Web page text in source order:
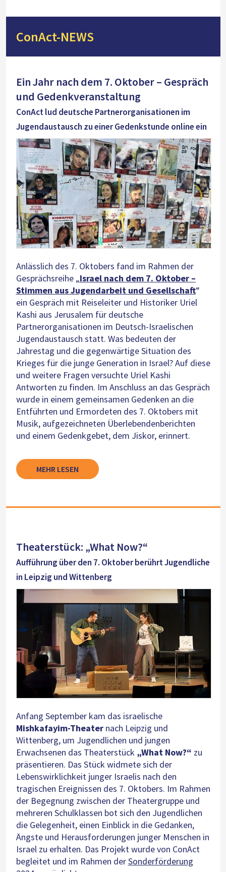
ConAct-NEWS
Ein Jahr nach dem 7. Oktober – Gespräch
und Gedenkveranstaltung
ConAct lud deutsche Partnerorganisationen im
Jugendaustausch zu einer Gedenkstunde online ein
Anlässlich des 7. Oktobers fand im Rahmen der
Gesprächsreihe „Israel nach dem 7. Oktober –
Stimmen aus Jugendarbeit und Gesellschaft“
ein Gespräch mit Reiseleiter und Historiker Uriel
Kashi aus Jerusalem für deutsche
Partnerorganisationen im Deutsch-Israelischen
Jugendaustausch statt. Was bedeuten der
Jahrestag und die gegenwärtige Situation des
Krieges für die junge Generation in Israel? Auf diese
und weitere Fragen versuchte Uriel Kashi
Antworten zu finden. Im Anschluss an das Gespräch
wurde in einem gemeinsamen Gedenken an die
Entführten und Ermordeten des 7. Oktobers mit
Musik, aufgezeichneten Überlebendenberichten
und einem Gedenkgebet, dem Jiskor, erinnert.
MEHR LESEN
Theaterstück: „What Now?“
Aufführung über den 7. Oktober berührt Jugendliche
in Leipzig und Wittenberg
Anfang September kam das israelische
Mishkafayim-Theaternach Leipzig und
Wittenberg, um Jugendlichen und jungen
Erwachsenen das Theaterstück „What Now?“ zu
präsentieren. Das Stück widmete sich der
Lebenswirklichkeit junger Israelis nach den
tragischen Ereignissen des 7. Oktobers. Im Rahmen
der Begegnung zwischen der Theatergruppe und
mehreren Schulklassen bot sich den Jugendlichen
die Gelegenheit, einen Einblick in die Gedanken,
Ängste und Herausforderungen junger Menschen in
Israel zu erhalten. Das Projekt wurde von ConAct
begleitet und im Rahmen derSonderförderung